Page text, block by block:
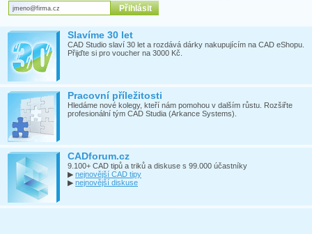
Slavíme 30 let
CAD Studio slaví 30 let a rozdává dárky nakupujícím na CAD eShopu.
Přijďte si pro voucher na 3000 Kč.
Pracovní příležitosti
Hledáme nové kolegy, kteří nám pomohou v dalším růstu. Rozšiřte
profesionální tým CAD Studia (Arkance Systems).
CADforum.cz
9.100+ CAD tipů a triků a diskuse s 99.000 účastníky
▶ nejnovější CAD tipy
▶ nejnovější diskuse